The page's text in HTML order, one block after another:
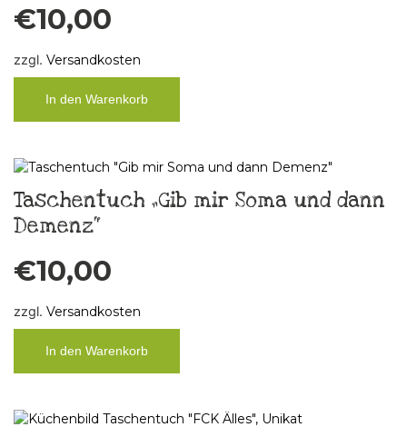
€10,00
zzgl. Versandkosten
In den Warenkorb
Taschentuch „Gib mir Soma und dann
Demenz“
€10,00
zzgl. Versandkosten
In den Warenkorb